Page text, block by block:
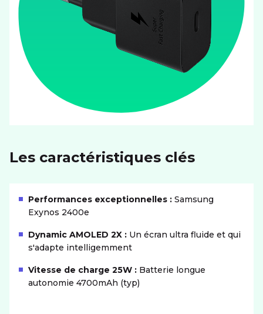
Les caractéristiques clés
Performances exceptionnelles : Samsung
Exynos 2400e
Dynamic AMOLED 2X : Un écran ultra fluide et qui
s'adapte intelligemment
Vitesse de charge 25W : Batterie longue
autonomie 4700mAh (typ)